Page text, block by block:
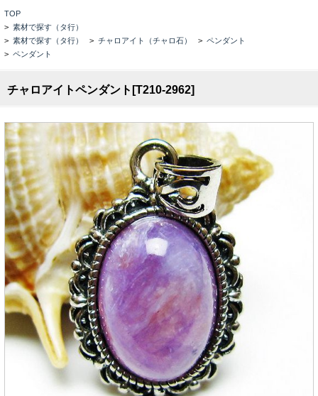
TOP
> 素材で探す（タ行）
> 素材で探す（タ行） > チャロアイト（チャロ石） > ペンダント
> ペンダント
チャロアイトペンダント[T210-2962]